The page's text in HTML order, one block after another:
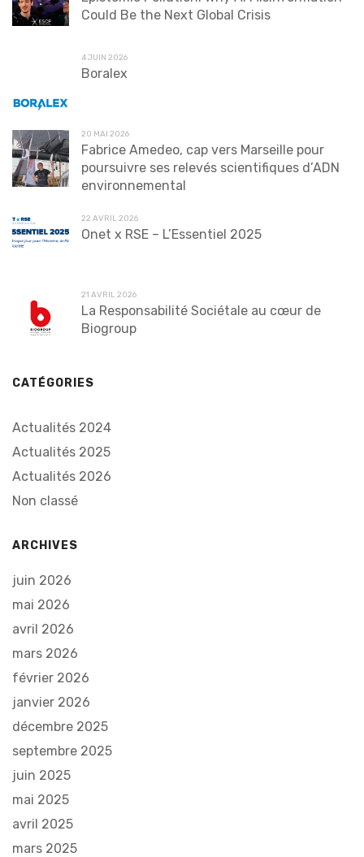
Could Be the Next Global Crisis
4 JUIN 2026
Boralex
20 MAI 2026
Fabrice Amedeo, cap vers Marseille pour
poursuivre ses relevés scientifiques d’ADN
environnemental
22 AVRIL 2026
Onet x RSE – L’Essentiel 2025
21 AVRIL 2026
La Responsabilité Sociétale au cœur de
Biogroup
CATÉGORIES
Actualités 2024
Actualités 2025
Actualités 2026
Non classé
ARCHIVES
juin 2026
mai 2026
avril 2026
mars 2026
février 2026
janvier 2026
décembre 2025
septembre 2025
juin 2025
mai 2025
avril 2025
mars 2025